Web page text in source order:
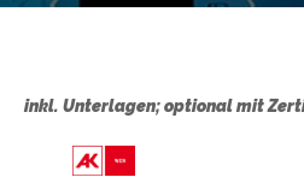
inkl. Unterlagen; optional mit